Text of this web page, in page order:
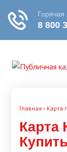
Главная › Карта
Карта
Купить